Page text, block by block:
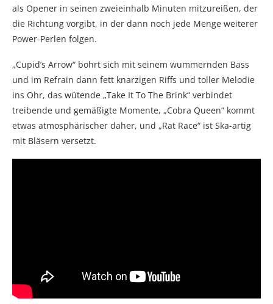
als Opener in seinen zweieinhalb Minuten mitzureißen, der
die Richtung vorgibt, in der dann noch jede Menge weiterer
Power-Perlen folgen.
„Cupid’s Arrow“ bohrt sich mit seinem wummernden Bass
und im Refrain dann fett knarzigen Riffs und toller Melodie
ins Ohr, das wütende „Take It To The Brink“ verbindet
treibende und gemäßigte Momente, „Cobra Queen“ kommt
etwas atmosphärischer daher, und „Rat Race“ ist Ska-artig
mit Bläsern versetzt.